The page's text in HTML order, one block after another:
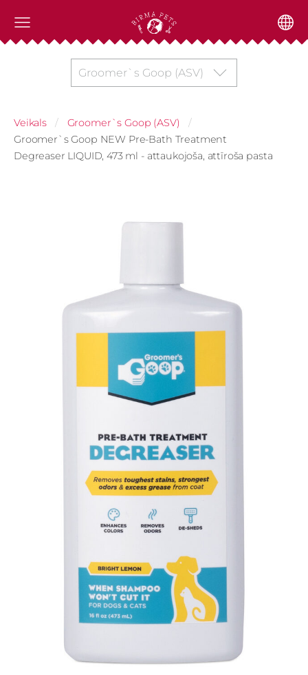
Groomer`s Goop (ASV)
Veikals
Groomer`s Goop (ASV)
Groomer`s Goop NEW Pre-Bath Treatment
Degreaser LIQUID, 473 ml - attaukojoša, attīroša pasta